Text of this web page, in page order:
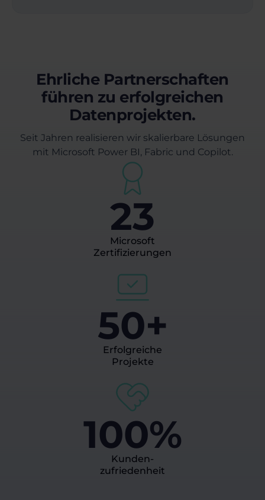
Ehrliche Partnerschaften
führen zu erfolgreichen
Datenprojekten.
Seit Jahren realisieren wir skalierbare Lösungen
mit Microsoft Power BI, Fabric und Copilot.
23
Microsoft
Zertifizierungen
50+
Erfolgreiche
Projekte
100%
Kunden-
zufriedenheit